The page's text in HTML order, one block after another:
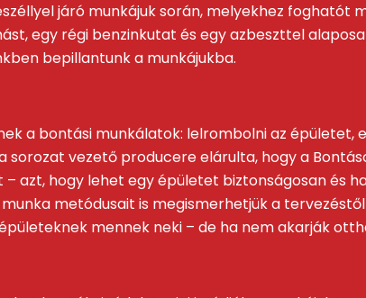
járó munkájuk során, melyekhez foghatót
egy régi benzinkutat és egy azbeszttel
bepillantunk a munkájukba.
a bontási munkálatok: lelrombolni az épületet,
sorozat vezető producere elárulta, hogy a
azt, hogy lehet egy épületet biztonságosan és
metódusait is megismerhetjük a
mennek neki – de ha nem akarják